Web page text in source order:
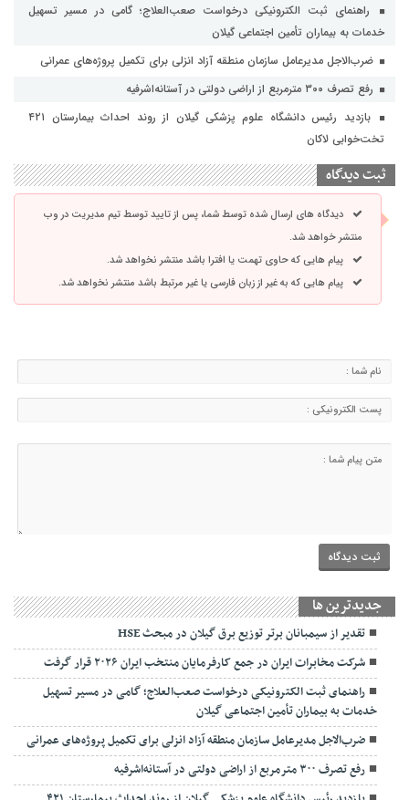
راهنمای ثبت الکترونیکی درخواست صعب‌العلاج؛ گامی در مسیر تسهیل
خدمات به بیماران تأمین اجتماعی گیلان
ضرب‌الاجل مدیرعامل سازمان منطقه آزاد انزلی برای تکمیل پروژه‌های عمرانی
رفع تصرف ۳۰۰ مترمربع از اراضی دولتی در آستانه‌اشرفیه
بازدید رئیس دانشگاه علوم پزشکی گیلان از روند احداث بیمارستان ۴۲۱
تخت‌خوابی لاکان
ثبت دیدگاه
دیدگاه های ارسال شده توسط شما، پس از تایید توسط تیم مدیریت در وب
منتشر خواهد شد.
پیام هایی که حاوی تهمت یا افترا باشد منتشر نخواهد شد.
پیام هایی که به غیر از زبان فارسی یا غیر مرتبط باشد منتشر نخواهد شد.
جديدترين ها
تقدیر از سیمبانان برتر توزیع برق گیلان در مبحث HSE
شرکت مخابرات ایران در جمع کارفرمایان منتخب ایران ۲۰۲۶ قرار گرفت
راهنمای ثبت الکترونیکی درخواست صعب‌العلاج؛ گامی در مسیر تسهیل
خدمات به بیماران تأمین اجتماعی گیلان
ضرب‌الاجل مدیرعامل سازمان منطقه آزاد انزلی برای تکمیل پروژه‌های عمرانی
رفع تصرف ۳۰۰ مترمربع از اراضی دولتی در آستانه‌اشرفیه